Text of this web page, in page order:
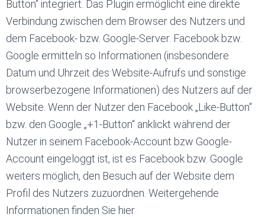
Button“ integriert. Das Plugin ermöglicht eine direkte
Verbindung zwischen dem Browser des Nutzers und
dem Facebook- bzw. Google-Server. Facebook bzw.
Google ermitteln so Informationen (insbesondere
Datum und Uhrzeit des Website-Aufrufs und sonstige
browserbezogene Informationen) des Nutzers auf der
Website. Wenn der Nutzer den Facebook „Like-Button“
bzw. den Google „+1-Button“ anklickt während der
Nutzer in seinem Facebook-Account bzw Google-
Account eingeloggt ist, ist es Facebook bzw. Google
weiters möglich, den Besuch auf der Website dem
Profil des Nutzers zuzuordnen. Weitergehende
Informationen finden Sie hier